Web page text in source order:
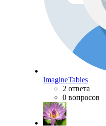
ImagineTables
2 ответа
0 вопросов